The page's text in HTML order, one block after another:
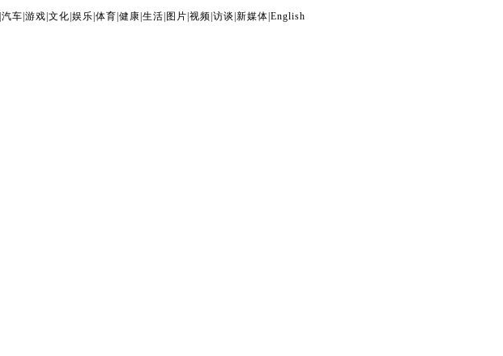
汽车 游戏 文化 娱乐 体育 健康 生活 图片 视频 访谈 新媒体 English